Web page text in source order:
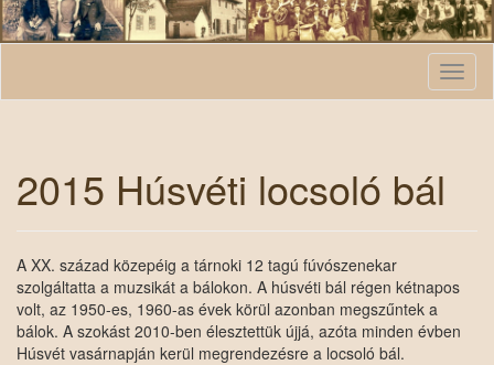
2015 Húsvéti locsoló bál
A XX. század közepéig a tárnoki 12 tagú fúvószenekar
szolgáltatta a muzsikát a bálokon. A húsvéti bál régen kétnapos
volt, az 1950-es, 1960-as évek körül azonban megszűntek a
bálok. A szokást 2010-ben élesztettük újjá, azóta minden évben
Húsvét vasárnapján kerül megrendezésre a locsoló bál.